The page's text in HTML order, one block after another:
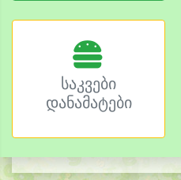
საკვები
დანამატები